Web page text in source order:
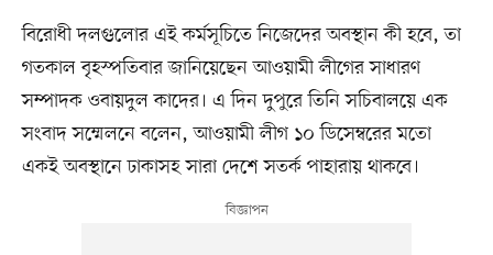
বিরোধী দলগুলোর এই কর্মসূচিতে নিজেদের অবস্থান কী হবে, তা
গতকাল বৃহস্পতিবার জানিয়েছেন আওয়ামী লীগের সাধারণ
সম্পাদক ওবায়দুল কাদের। এ দিন দুপুরে তিনি সচিবালয়ে এক
সংবাদ সম্মেলনে বলেন, আওয়ামী লীগ ১০ ডিসেম্বরের মতো
একই অবস্থানে ঢাকাসহ সারা দেশে সতর্ক পাহারায় থাকবে।